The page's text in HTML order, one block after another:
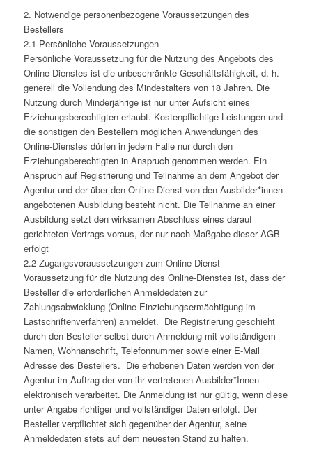
2. Notwendige personenbezogene Voraussetzungen des
Bestellers
2.1 Persönliche Voraussetzungen
Persönliche Voraussetzung für die Nutzung des Angebots des
Online-Dienstes ist die unbeschränkte Geschäftsfähigkeit, d. h.
generell die Vollendung des Mindestalters von 18 Jahren. Die
Nutzung durch Minderjährige ist nur unter Aufsicht eines
Erziehungsberechtigten erlaubt. Kostenpflichtige Leistungen und
die sonstigen den Bestellern möglichen Anwendungen des
Online-Dienstes dürfen in jedem Falle nur durch den
Erziehungsberechtigten in Anspruch genommen werden. Ein
Anspruch auf Registrierung und Teilnahme an dem Angebot der
Agentur und der über den Online-Dienst von den Ausbilder*innen
angebotenen Ausbildung besteht nicht. Die Teilnahme an einer
Ausbildung setzt den wirksamen Abschluss eines darauf
gerichteten Vertrags voraus, der nur nach Maßgabe dieser AGB
erfolgt
2.2 Zugangsvoraussetzungen zum Online-Dienst
Voraussetzung für die Nutzung des Online-Dienstes ist, dass der
Besteller die erforderlichen Anmeldedaten zur
Zahlungsabwicklung (Online-Einziehungsermächtigung im
Lastschriftenverfahren) anmeldet. Die Registrierung geschieht
durch den Besteller selbst durch Anmeldung mit vollständigem
Namen, Wohnanschrift, Telefonnummer sowie einer E-Mail
Adresse des Bestellers. Die erhobenen Daten werden von der
Agentur im Auftrag der von ihr vertretenen Ausbilder*Innen
elektronisch verarbeitet. Die Anmeldung ist nur gültig, wenn diese
unter Angabe richtiger und vollständiger Daten erfolgt. Der
Besteller verpflichtet sich gegenüber der Agentur, seine
Anmeldedaten stets auf dem neuesten Stand zu halten.